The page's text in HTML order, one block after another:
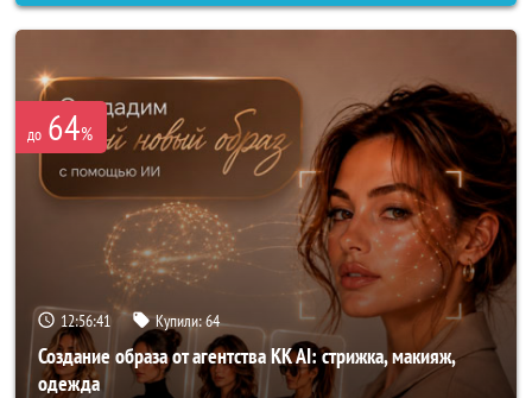
до 64%
12:56:40 Купили:64
Создание образа от агентства KK AI: стрижка, макияж,
одежда